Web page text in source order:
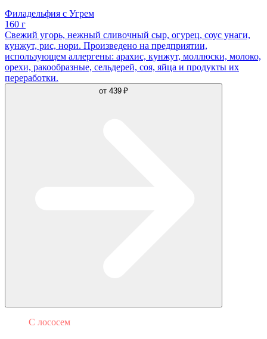
Филадельфия с Угрем
160 г
Свежий угорь, нежный сливочный сыр, огурец, соус унаги,
кунжут, рис, нори. Произведено на предприятии,
использующем аллергены: арахис, кунжут, моллюски, молоко,
орехи, ракообразные, сельдерей, соя, яйца и продукты их
переработки.
от 439 ₽
С лососем